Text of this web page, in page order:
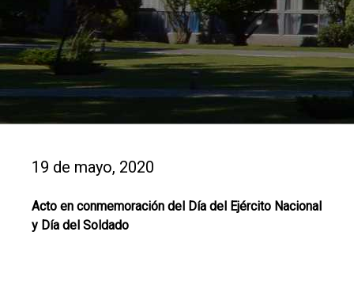
19 de mayo, 2020
Acto en conmemoración del Día del Ejército Nacional
y Día del Soldado